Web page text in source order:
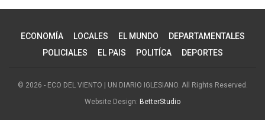
ECONOMÍA LOCALES EL MUNDO
DEPARTAMENTALES
POLICIALES
EL PAIS POLITÍCA DEPORTES
© 2026 - ECO DEL VIENTO | UN DIARIO IGLESIANO. All Rights Reserved.
Website Design: BetterStudio